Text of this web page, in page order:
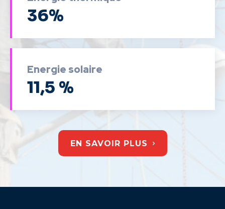
36%
Energie solaire
11,5 %
EN SAVOIR PLUS